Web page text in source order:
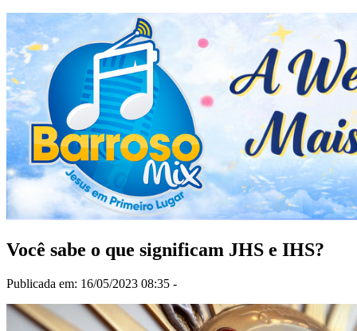
Você sabe o que significam JHS e IHS?
Publicada em: 16/05/2023 08:35 -